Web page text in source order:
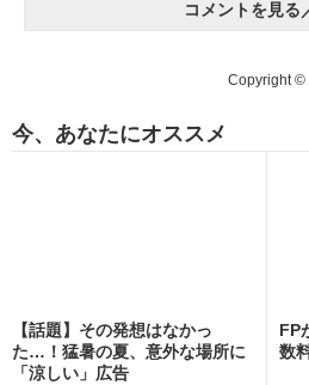
コメントを見る
Copyright ©
今、あなたにオススメ
【話題】その発想はなかっ
た…！猛暑の夏、意外な場所に
「涼しい」広告
FP
数